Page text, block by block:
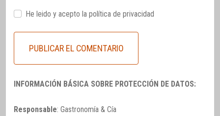
He leido y acepto la política de privacidad
INFORMACIÓN BÁSICA SOBRE PROTECCIÓN DE DATOS:
Responsable: Gastronomía & Cía